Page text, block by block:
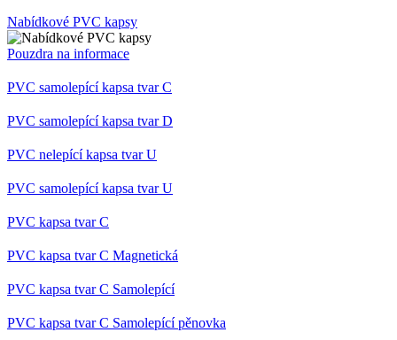
Nabídkové PVC kapsy
Pouzdra na informace
PVC samolepící kapsa tvar C
PVC samolepící kapsa tvar D
PVC nelepící kapsa tvar U
PVC samolepící kapsa tvar U
PVC kapsa tvar C
PVC kapsa tvar C Magnetická
PVC kapsa tvar C Samolepící
PVC kapsa tvar C Samolepící pěnovka